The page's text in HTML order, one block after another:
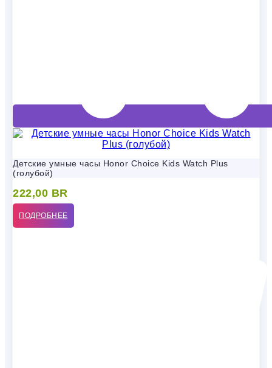
Детские умные часы Honor Choice Kids Watch Plus
(голубой)
222,00 BR
ПОДРОБНЕЕ